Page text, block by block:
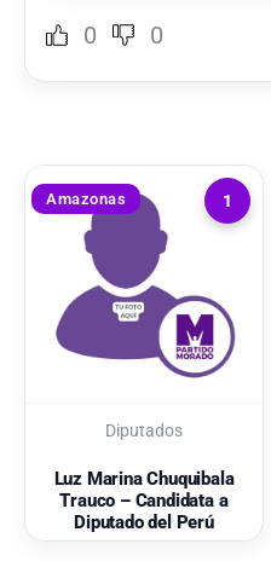
0 0
1
Amazonas
Diputados
Luz Marina Chuquibala
Trauco – Candidata a
Diputado del Perú